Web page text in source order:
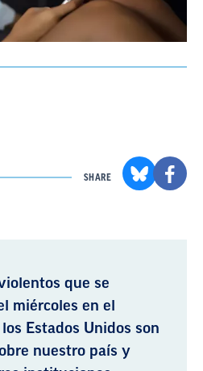
SHARE
que se
miércoles en el
Estados Unidos son
nuestro país y